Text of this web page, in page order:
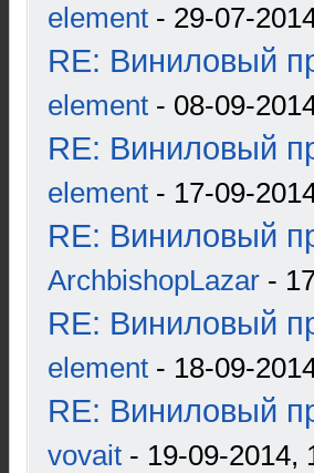
element - 29-07-
RE: Виниловый
element - 08-09-
RE: Виниловый
element - 17-09-
RE: Виниловый
ArchbishopLazar -
RE: Виниловый
element - 18-09-
RE: Виниловый
vovait - 19-09-2014,